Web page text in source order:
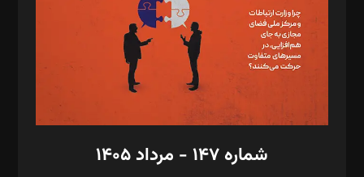
طراح یونیفرم: مجید توکلی
فیلمبرداری و عکاسی: امیر شفیعی، مانی لطفی زاده
گرافیک و صفحه‌آرایی: سید‌سبحان‌علی ثابت
مد‌یر توسعه تجاری: کامبیز برید‌
امور مالی: شاپور رهبری، محمد‌ کاظمی‌نیا
شماره ۱۴۷ - مرداد ۱۴۰۵